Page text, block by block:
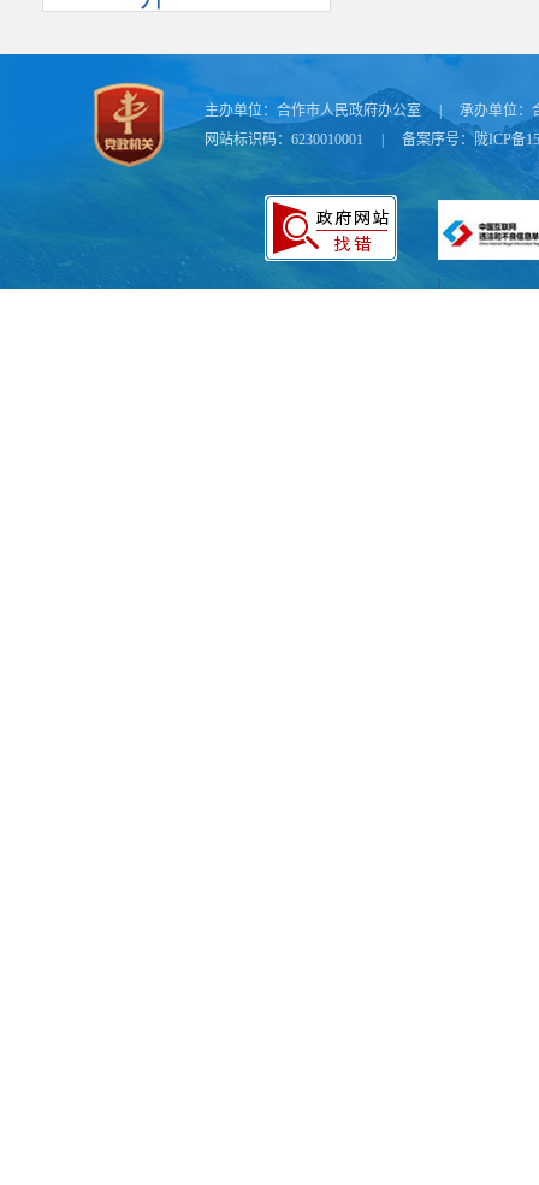
占、挪用、
算法》、《财
主办单位： 合作市人民政府办公室 承办单位：
网站标识码：6230010001
备案序号：陇ICP备